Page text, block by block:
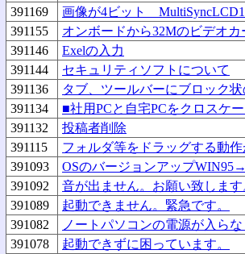
391169
画像が4ビット
391155
オンボードから32Mのビデオカ
391146
Exelの入力
391144
セキュリティソフトについて
391136
タブ、ツールバーにブロック状
391134
■社用PCと自宅PCをクロスケ
391132
投稿者削除
391115
フォルダ等をドラッグする動作
391093
OSのバージョンアップ
391092
音が出ません。お願い致します
391089
起動できません。緊急です。
391082
ノートパソコンの電源が入ら
391078
起動できずに困っています。